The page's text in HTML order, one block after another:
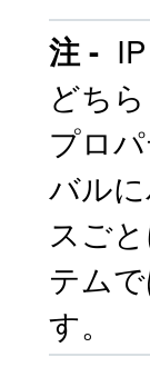
注 -
どち
プロ
バル
スご
テム
す。